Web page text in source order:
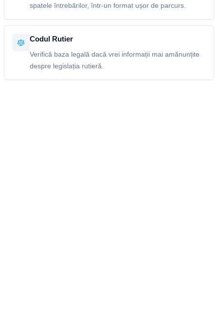
spatele întrebărilor, într-un format ușor de parcurs.
Codul Rutier
Verifică baza legală dacă vrei informații mai amănunțite
despre legislația rutieră.